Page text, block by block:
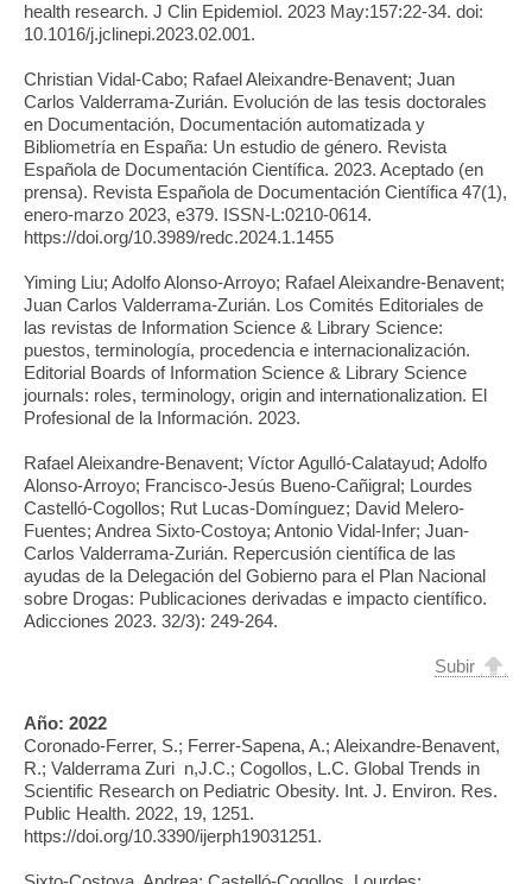
health research. J Clin Epidemiol. 2023 May:157:22-34. doi:
10.1016/j.jclinepi.2023.02.001.
Christian Vidal-Cabo; Rafael Aleixandre-Benavent; Juan
Carlos Valderrama-Zurián. Evolución de las tesis doctorales
en Documentación, Documentación automatizada y
Bibliometría en España: Un estudio de género. Revista
Española de Documentación Científica. 2023. Aceptado (en
prensa). Revista Española de Documentación Científica 47(1),
enero-marzo 2023, e379. ISSN-L:0210-0614.
https://doi.org/10.3989/redc.2024.1.1455
Yiming Liu; Adolfo Alonso-Arroyo; Rafael Aleixandre-Benavent;
Juan Carlos Valderrama-Zurián. Los Comités Editoriales de
las revistas de Information Science & Library Science:
puestos, terminología, procedencia e internacionalización.
Editorial Boards of Information Science & Library Science
journals: roles, terminology, origin and internationalization. El
Profesional de la Información. 2023.
Rafael Aleixandre-Benavent; Víctor Agulló-Calatayud; Adolfo
Alonso-Arroyo; Francisco-Jesús Bueno-Cañigral; Lourdes
Castelló-Cogollos; Rut Lucas-Domínguez; David Melero-
Fuentes; Andrea Sixto-Costoya; Antonio Vidal-Infer; Juan-
Carlos Valderrama-Zurián. Repercusión científica de las
ayudas de la Delegación del Gobierno para el Plan Nacional
sobre Drogas: Publicaciones derivadas e impacto científico.
Adicciones 2023. 32/3): 249-264.
Subir
Año: 2022
Coronado-Ferrer, S.; Ferrer-Sapena, A.; Aleixandre-Benavent,
R.; Valderrama Zuri n,J.C.; Cogollos, L.C. Global Trends in
Scientific Research on Pediatric Obesity. Int. J. Environ. Res.
Public Health. 2022, 19, 1251.
https://doi.org/10.3390/ijerph19031251.